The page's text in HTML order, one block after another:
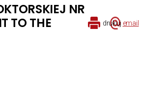
NR
TO THE
drukuj email